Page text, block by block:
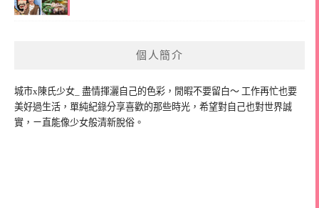
個人簡介
城市x陳氏少女_ 盡情揮灑自己的色彩，閒暇不要留白～ 工作再忙也要
美好過生活，單純紀錄分享喜歡的那些時光，希望對自己也對世界誠
實，ㄧ直能像少女般清新脫俗。